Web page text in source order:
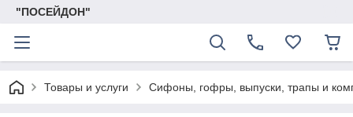
"ПОСЕЙДОН"
Товары и услуги Сифоны, гофры, выпуски, трапы и